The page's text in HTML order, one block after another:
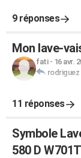
9 réponses
Mon lave-
fati- 16 avr.
rodriguez
11 réponses
Symbole
580 D W701T